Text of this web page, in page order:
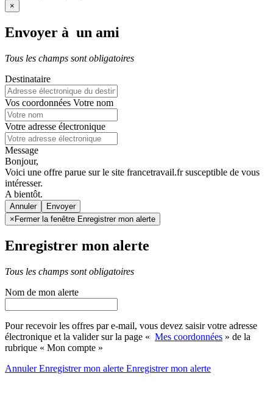
×
Envoyer à un ami
Tous les champs sont obligatoires
Destinataire
Vos coordonnées Votre nom
Votre adresse électronique
Message
Bonjour,
Voici une offre parue sur le site francetravail.fr susceptible de vous
intéresser.
A bientôt.
Annuler
× Fermer la fenêtre Enregistrer mon alerte
Enregistrer mon alerte
Tous les champs sont obligatoires
Nom de mon alerte
Pour recevoir les offres par e-mail, vous devez saisir votre adresse
électronique et la valider sur la page « Mes coordonnées » de la
rubrique « Mon compte »
AnnulerEnregistrer mon alerte Enregistrermon alerte